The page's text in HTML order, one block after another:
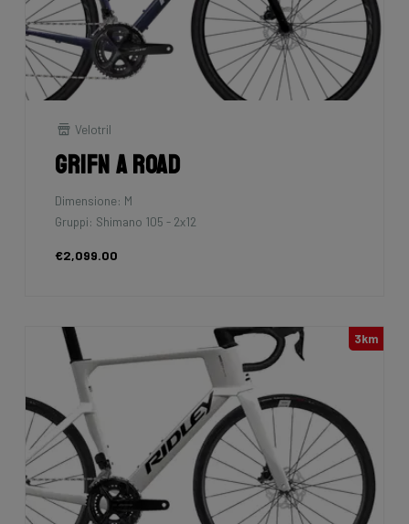
Velotril
Grifn A Road
Dimensione: M
Gruppi: Shimano 105 - 2x12
€2,099.00
3km